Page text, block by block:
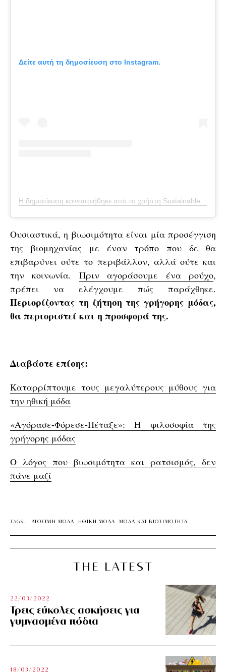
Δείτε αυτή τη δημοσίευση στο Instagram.
Η δημοσίευση κοινοποιήθηκε από το χρήστη Sustainable Fashion Forum (@thesustainablefashionforum)
Ουσιαστικά, η βιωσιμότητα είναι μία προσέγγιση
της βιομηχανίας με έναν τρόπο που δε θα
επιβαρύνει ούτε το περιβάλλον, αλλά ούτε και
την κοινωνία. Πριν αγοράσουμε ένα ρούχο,
πρέπει να ελέγχουμε πώς παράχθηκε.
Περιορίζοντας τη ζήτηση της γρήγορης μόδας,
θα περιοριστεί και η προσφορά της.
Διαβάστε επίσης:
Καταρρίπτουμε τους μεγαλύτερους μύθους για
την ηθική μόδα
«Αγόρασε-Φόρεσε-Πέταξε»: Η φιλοσοφία της
γρήγορης μόδας
O λόγος που βιωσιμότητα και ρατσισμός, δεν
πάνε μαζί
TAGS: ΒΙΩΣΙΜΗ ΜΟΔΑ ΗΘΙΚΗ ΜΟΔΑ ΜΟΔΑ ΚΑΙ ΒΙΩΣΙΜΟΤΗΤΑ
THE LATEST
22/03/2022
Τρεις εύκολες ασκήσεις για
γυμνασμένα πόδια
18/03/2022